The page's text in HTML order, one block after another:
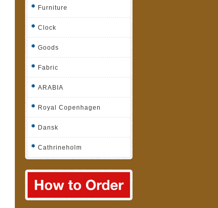
Furniture
Clock
Goods
Fabric
ARABIA
Royal Copenhagen
Dansk
Cathrineholm